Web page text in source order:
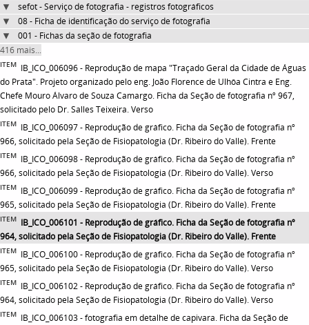
sefot - Serviço de fotografia - registros fotográficos
08 - Ficha de identificação do serviço de fotografia
001 - Fichas da seção de fotografia
416 mais...
ITEM IB_ICO_006096 - Reprodução de mapa "Traçado Geral da Cidade de Águas
do Prata". Projeto organizado pelo eng. João Florence de Ulhôa Cintra e Eng.
Chefe Mouro Álvaro de Souza Camargo. Ficha da Seção de fotografia nº 967,
solicitado pelo Dr. Salles Teixeira. Verso
ITEM IB_ICO_006097 - Reprodução de gráfico. Ficha da Seção de fotografia nº
966, solicitado pela Seção de Fisiopatologia (Dr. Ribeiro do Valle). Frente
ITEM IB_ICO_006098 - Reprodução de gráfico. Ficha da Seção de fotografia nº
966, solicitado pela Seção de Fisiopatologia (Dr. Ribeiro do Valle). Verso
ITEM IB_ICO_006099 - Reprodução de gráfico. Ficha da Seção de fotografia nº
965, solicitado pela Seção de Fisiopatologia (Dr. Ribeiro do Valle). Frente
ITEM IB_ICO_006101 - Reprodução de gráfico. Ficha da Seção de fotografia nº
964, solicitado pela Seção de Fisiopatologia (Dr. Ribeiro do Valle). Frente
ITEM IB_ICO_006100 - Reprodução de gráfico. Ficha da Seção de fotografia nº
965, solicitado pela Seção de Fisiopatologia (Dr. Ribeiro do Valle). Verso
ITEM IB_ICO_006102 - Reprodução de gráfico. Ficha da Seção de fotografia nº
964, solicitado pela Seção de Fisiopatologia (Dr. Ribeiro do Valle). Verso
ITEM IB_ICO_006103 - fotografia em detalhe de capivara. Ficha da Seção de